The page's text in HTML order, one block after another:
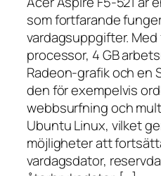
som fortfarande
vardagsuppgifter. Med
processor, 4 GB
Radeon-grafik och en
den för exempelvis
webbsurfning och
Ubuntu Linux, vilket
möjligheter att
vardagsdator,